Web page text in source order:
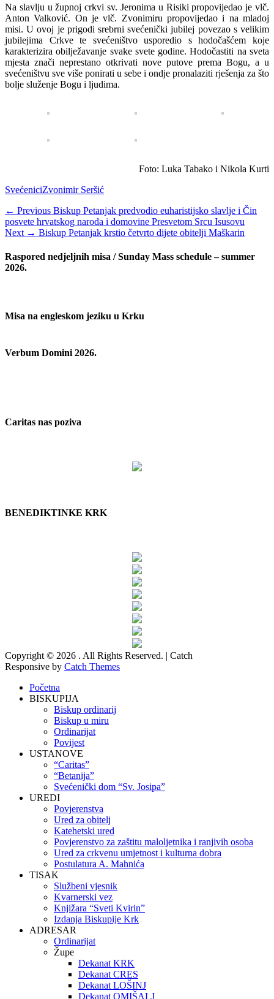
Na slavlju u župnoj crkvi sv. Jeronima u Risiki propovijedao je vlč.
Anton Valković. On je vlč. Zvonimiru propovijedao i na mladoj
misi. U ovoj je prigodi srebrni svećenički jubilej povezao s velikim
jubilejima Crkve te svećeništvo usporedio s hodočašćem koje
karakterizira obilježavanje svake svete godine. Hodočastiti na sveta
mjesta znači neprestano otkrivati nove putove prema Bogu, a u
svećeništvu sve više ponirati u sebe i ondje pronalaziti rješenja za što
bolje služenje Bogu i ljudima.
Foto: Luka Tabako i Nikola Kurti
Categories
SvećeniciTags
Zvonimir Seršić
Navigacija
objava
← Previous Previous
post:
Biskup Petanjak predvodio euharistijsko slavlje i Čin
posvete hrvatskog naroda i domovine Presvetom Srcu Isusovu
Next → Next
Biskup Petanjak krstio četvrto dijete obitelji Maškarin
Raspored nedjeljnih misa / Sunday Mass schedule – summer
2026.
Misa na engleskom jeziku u Krku
Verbum Domini 2026.
Caritas nas poziva
BENEDIKTINKE KRK
Copyright © 2026 . All Rights Reserved. | Catch
Responsive by Catch Themes
Početna
BISKUPIJA
Biskup ordinarij
Biskup u miru
Ordinarijat
Povijest
USTANOVE
“Caritas”
“Betanija”
Svećenički dom “Sv. Josipa”
UREDI
Povjerenstva
Ured za obitelj
Katehetski ured
Povjerenstvo za zaštitu maloljetnika i ranjivih osoba
Ured za crkvenu umjetnost i kulturna dobra
Postulatura A. Mahnića
TISAK
Službeni vjesnik
Kvarnerski vez
Knjižara “Sveti Kvirin”
Izdanja Biskupije Krk
ADRESAR
Ordinarijat
Župe
Dekanat KRK
Dekanat CRES
Dekanat LOŠINJ
Dekanat OMIŠALJ